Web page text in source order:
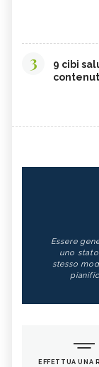
3
9 cibi
Essere
uno
stesso
EFFETTUA UNA